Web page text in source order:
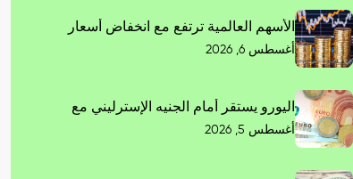
الأسهم العالمية ترتفع مع انخفاض أسعار
أغسطس 6, 2026
اليورو يستقر أمام الجنيه الإسترليني مع
أغسطس 5, 2026